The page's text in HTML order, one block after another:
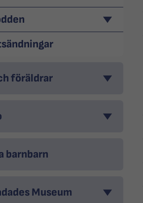
föräldrar
barnbarn
Museum